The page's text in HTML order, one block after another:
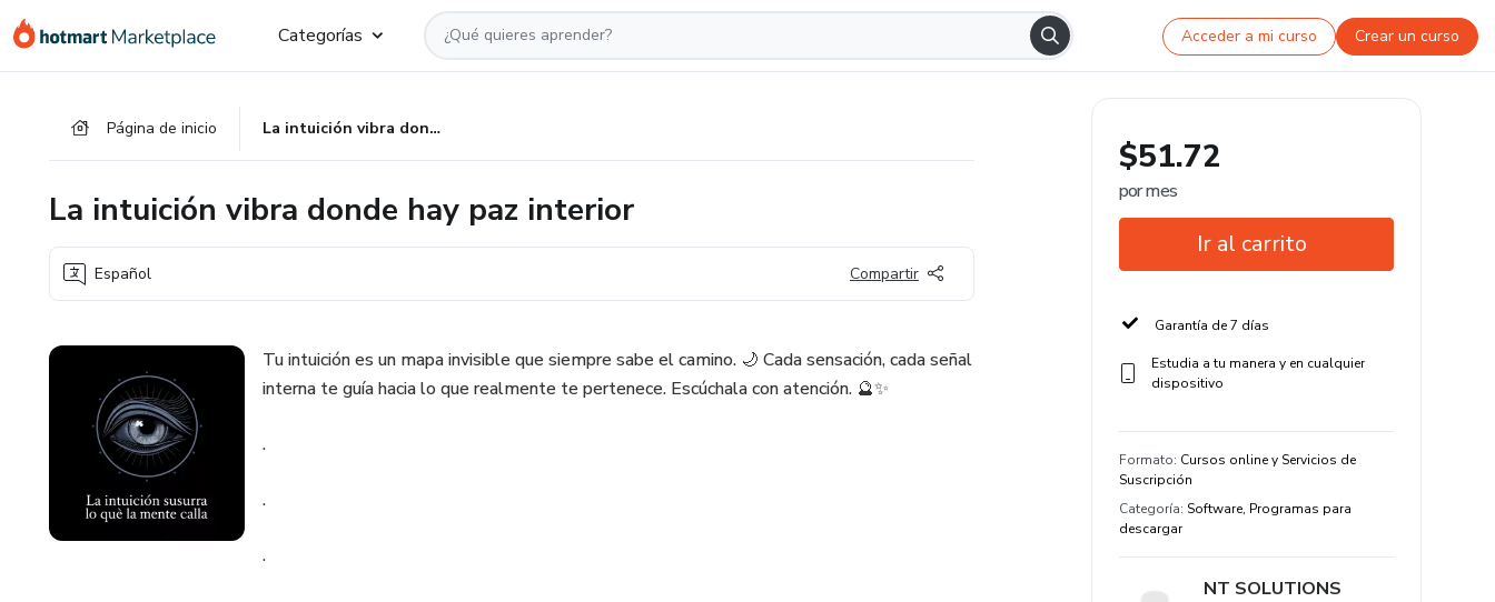
Categorías Acceder a mi curso Crear un curso
Página de inicio La intuición vibra donde hay paz interior
La intuición vibra donde hay paz interior
Español Compartir
Tu intuición es un mapa invisible que siempre sabe el camino. 🌙 Cada sensación, cada señal
interna te guía hacia lo que realmente te pertenece. Escúchala con atención. 🔮✨
.
.
.
$51.72
por mes
Ir al carrito
Garantía de 7 días
Estudia a tu manera y en cualquier
dispositivo
Formato: Cursos online y Servicios de
Suscripción
Categoría: Software, Programas para
descargar
NT SOLUTIONS